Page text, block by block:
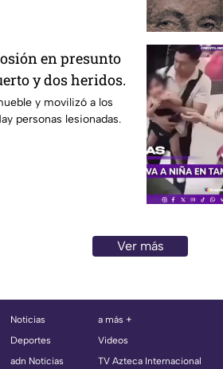
en presunto
y dos heridos.
y movilizó a los
personas lesionadas.
Ver más
Noticias
Deportes
adn Noticias
a más +
Videos
TV Azteca Internacional